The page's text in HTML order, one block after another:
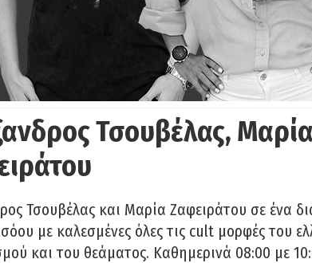
Τσουβέλας, Μαρία
Τσουβέλας και Μαρία Ζαφειράτου σε ένα
με καλεσμένες όλες τις cult μορφές του
και του θεάματος. Καθημερινά 08:00 με